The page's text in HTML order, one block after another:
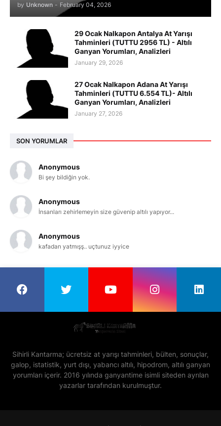
by Unknown - February 04, 2026
29 Ocak Nalkapon Antalya At Yarışı
Tahminleri (TUTTU 2956 TL) - Altılı
Ganyan Yorumları, Analizleri
January 29, 2026
27 Ocak Nalkapon Adana At Yarışı
Tahminleri (TUTTU 6.554 TL)- Altılı
Ganyan Yorumları, Analizleri
January 27, 2026
SON YORUMLAR
Anonymous
Bi şey bildiğin yok.
Anonymous
İnsanları zehirlemeyin size güvenip altılı yapıyor...
Anonymous
kafadan yatmışş.. uçtunuz iyyice
Sihirli Kantarma; ücretsiz at yarışı tahminleri, bülten, sonuçlar,
galop, istatistik, yurt dışı, yabancı altılı, hipodrom, altılı ganyan
yorumları içerir. 2016 yılında ganyantime isimli siteden ayrılan
yazarlar tarafından kurulmuştur.